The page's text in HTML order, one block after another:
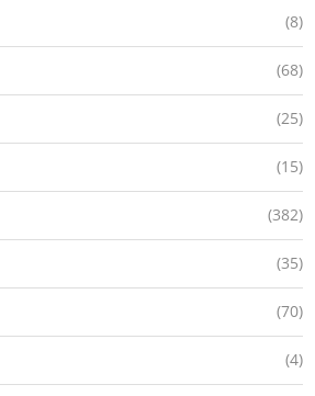
(8)
(68)
(25)
(15)
(382)
(35)
(70)
(4)